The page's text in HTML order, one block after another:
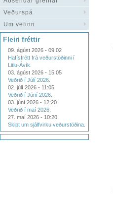
Veðurspá
Um vefinn
Fleiri fréttir
09. ágúst 2026 - 09:02
Hafísfrétt frá veðurstöðinni í
Litlu-Ávík.
03. ágúst 2026 - 15:05
Veðrið í Júlí 2026.
02. júlí 2026 - 11:05
Veðrið í Júní 2026.
03. júní 2026 - 12:20
Veðrið í maí 2026.
27. maí 2026 - 10:20
Skipt um sjálfvirku veðurstöðina.